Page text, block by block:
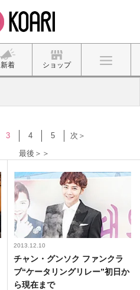
新着 ショップ
3 4 5
次＞
最後＞＞
2013.12.10
​チャン・グンソク ファンクラ
ブ“ケータリングリレー”初日か
ら現在まで